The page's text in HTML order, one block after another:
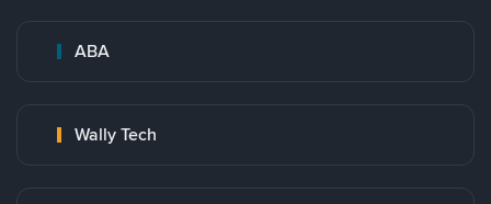
ABA
Wally Tech